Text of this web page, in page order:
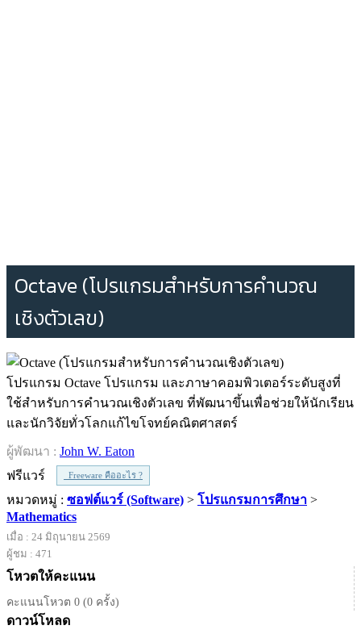
Octave (โปรแกรมสำหรับการคำนวณ
เชิงตัวเลข)
โปรแกรม Octave โปรแกรม และภาษาคอมพิวเตอร์ระดับสูงที่
ใช้สำหรับการคำนวณเชิงตัวเลข ที่พัฒนาขึ้นเพื่อช่วยให้นักเรียน
และนักวิจัยทั่วโลกแก้ไขโจทย์คณิตศาสตร์
ผู้พัฒนา : John W. Eaton
ฟรีแวร์
Freeware คืออะไร ?
หมวดหมู่ : ซอฟต์แวร์ (Software) > โปรแกรมการศึกษา >
Mathematics
เมื่อ : 24 มิถุนายน 2569
ผู้ชม : 471
โหวตให้คะแนน
คะแนนโหวต 0 (0 ครั้ง)
ดาวน์โหลด